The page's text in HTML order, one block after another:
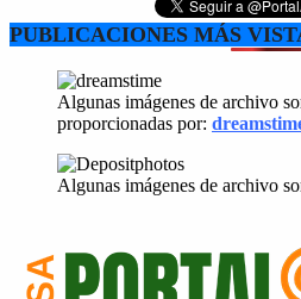
PUBLICACIONES MÁS
Algunas imágenes de archivo
proporcionadas por:
Algunas imágenes de archivo